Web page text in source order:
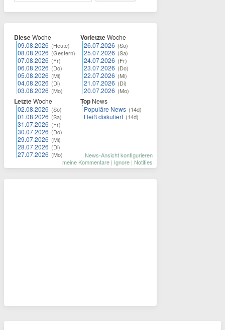
DieseWoche
09.08.2026 (Heute)
08.08.2026 (Gestern)
07.08.2026 (Fr)
06.08.2026 (Do)
05.08.2026 (Mi)
04.08.2026 (Di)
03.08.2026 (Mo)
LetzteWoche
02.08.2026 (So)
01.08.2026 (Sa)
31.07.2026 (Fr)
30.07.2026 (Do)
29.07.2026 (Mi)
28.07.2026 (Di)
27.07.2026 (Mo)
VorletzteWoche
26.07.2026 (So)
25.07.2026 (Sa)
24.07.2026 (Fr)
23.07.2026 (Do)
22.07.2026 (Mi)
21.07.2026 (Di)
20.07.2026 (Mo)
Top News
Populäre News (14d)
Heiß diskutiert (14d)
News-Ansicht konfigurieren
meine Kommentare | Ignore | Notifies